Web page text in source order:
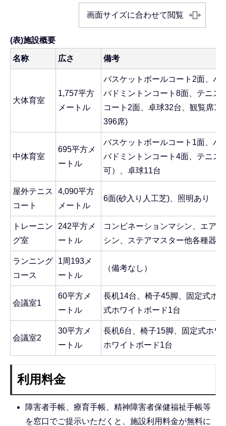
画面サイズに合わせて閲覧
(表)施設概要
名称 広さ 備考
大体育室
1,757平方
メートル
バスケットボールコート2面、バ
バドミントンコート8面、テニス
コート2面、卓球32台、観覧席
396席)
中体育室
695平方メ
ートル
バスケットボールコート1面、バ
バドミントンコート4面、テニス
可）、卓球11台
屋外テニス
コート
4,090平方
メートル
6面(砂入り人工芝)、照明あり
トレーニン
グ室
242平方メ
ートル
コンビネーションマシン、エア
シン、ステアマスター他各種器具
ランニング
コース
1周193メ
ートル
（備考なし）
会議室1
60平方メ
ートル
長机14台、椅子45脚、固定式ホ
式ホワイトボード1台
会議室2
30平方メ
ートル
長机6台、椅子15脚、固定式ホワ
ホワイトボード1台
利用料金
障害者手帳、療育手帳、精神障害者保健福祉手帳等
を窓口でご提示いただくと、施設利用料金が無料に